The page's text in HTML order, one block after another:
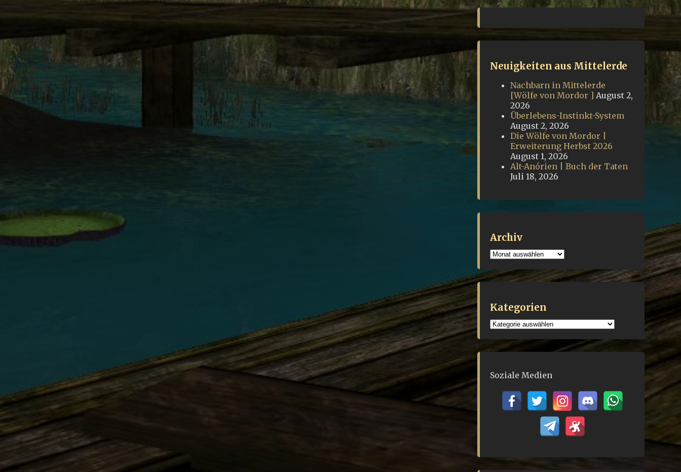
Neuigkeiten aus Mittelerde
Nachbarn in Mittelerde
[Wölfe von Mordor ] August 2,
2026
Überlebens-Instinkt-System
August 2, 2026
Die Wölfe von Mordor |
Erweiterung Herbst 2026
August 1, 2026
Alt-Anórien | Buch der Taten
Juli 18, 2026
Archiv
Archiv
Kategorien
Kategorien
Soziale Medien